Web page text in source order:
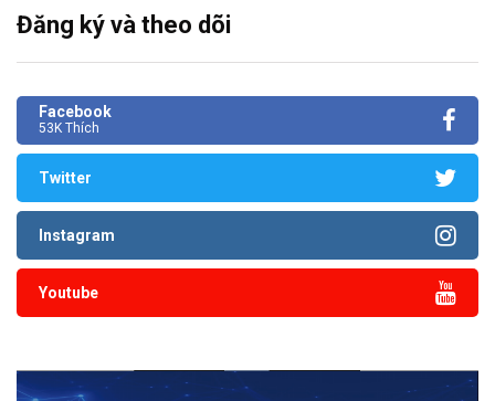
Đăng ký và theo dõi
Facebook
53K Thích
Twitter
Instagram
Youtube